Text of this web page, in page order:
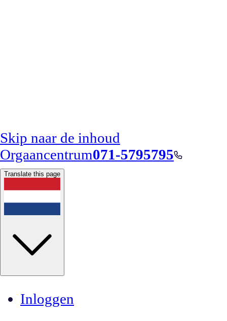
Skip naar de inhoud
Orgaancentrum071-5795795
Translate this page
Inloggen